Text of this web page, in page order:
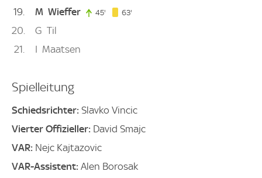
19 M Wieffer 45' 45. minute
63'
20 G Til
21
I Maatsen
Spielleitung
Schiedsrichter: Slavko Vincic
Vierter Offizieller: David Smajc
VAR: Nejc Kajtazovic
VAR-Assistent: Alen Borosak